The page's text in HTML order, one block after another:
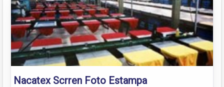
Nacatex Scrren Foto Estampa